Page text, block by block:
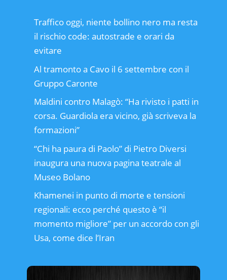
Traffico oggi, niente bollino nero ma resta
il rischio code: autostrade e orari da
evitare
Al tramonto a Cavo il 6 settembre con il
Gruppo Caronte
Maldini contro Malagò: “Ha rivisto i patti in
corsa. Guardiola era vicino, già scriveva la
formazioni”
“Chi ha paura di Paolo” di Pietro Diversi
inaugura una nuova pagina teatrale al
Museo Bolano
Khamenei in punto di morte e tensioni
regionali: ecco perché questo è “il
momento migliore” per un accordo con gli
Usa, come dice l’Iran